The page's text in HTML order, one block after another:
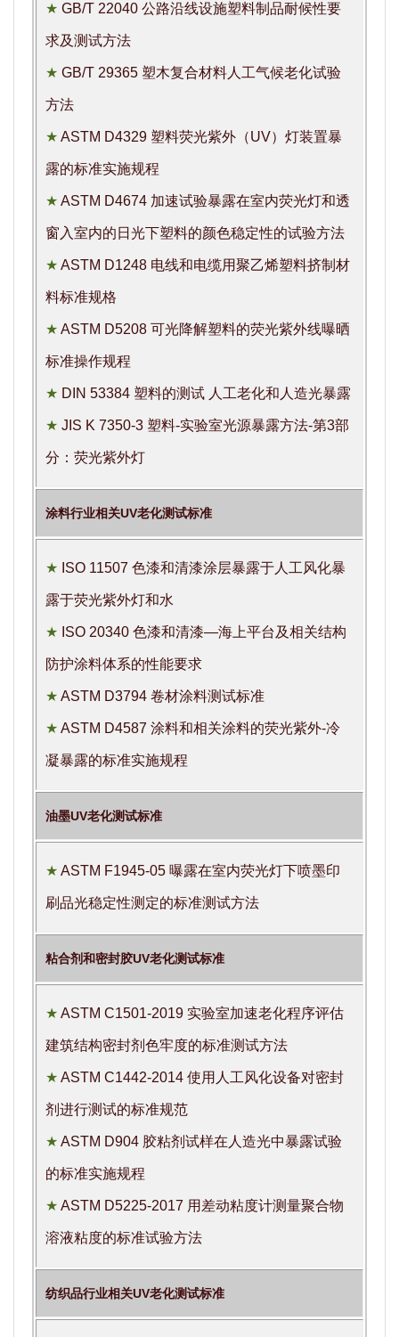
★ GB/T 22040 公路沿线设施塑料制品耐候性要
求及测试方法
★ GB/T 29365 塑木复合材料人工气候老化试验
方法
★ ASTM D4329 塑料荧光紫外（UV）灯装置暴
露的标准实施规程
★ ASTM D4674 加速试验暴露在室内荧光灯和透
窗入室内的日光下塑料的颜色稳定性的试验方法
★ ASTM D1248 电线和电缆用聚乙烯塑料挤制材
料标准规格
★ ASTM D5208 可光降解塑料的荧光紫外线曝晒
标准操作规程
★ DIN 53384 塑料的测试 人工老化和人造光暴露
★ JIS K 7350-3 塑料-实验室光源暴露方法-第3部
分：荧光紫外灯
涂料行业相关UV老化测试标准
★ ISO 11507 色漆和清漆涂层暴露于人工风化暴
露于荧光紫外灯和水
★ ISO 20340 色漆和清漆—海上平台及相关结构
防护涂料体系的性能要求
★ ASTM D3794 卷材涂料测试标准
★ ASTM D4587 涂料和相关涂料的荧光紫外-冷
凝暴露的标准实施规程
油墨UV老化测试标准
★ ASTM F1945-05 曝露在室内荧光灯下喷墨印
刷品光稳定性测定的标准测试方法
粘合剂和密封胶UV老化测试标准
★ ASTM C1501-2019 实验室加速老化程序评估
建筑结构密封剂色牢度的标准测试方法
★ ASTM C1442-2014 使用人工风化设备对密封
剂进行测试的标准规范
★ ASTM D904 胶粘剂试样在人造光中暴露试验
的标准实施规程
★ ASTM D5225-2017 用差动粘度计测量聚合物
溶液粘度的标准试验方法
纺织品行业相关UV老化测试标准